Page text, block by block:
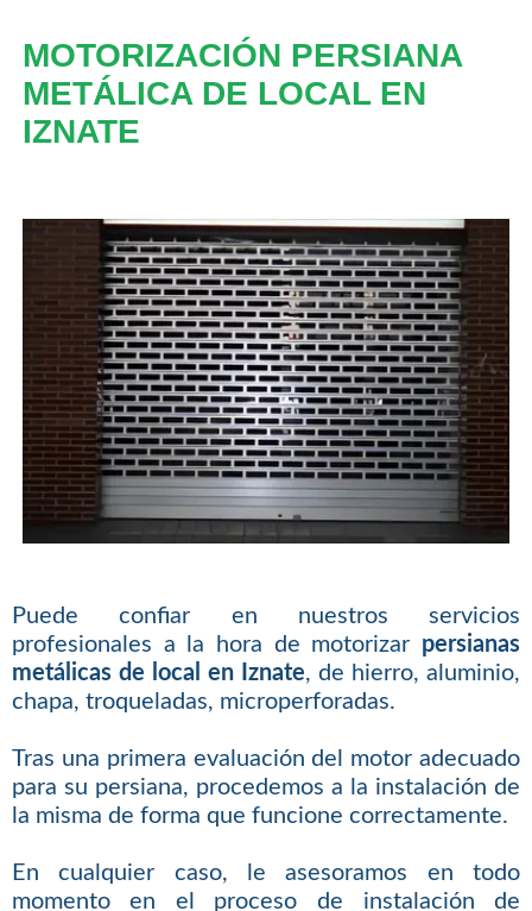
MOTORIZACIÓN PERSIANA
METÁLICA DE LOCAL EN
IZNATE
Puede confiar en nuestros servicios
profesionales a la hora de motorizar persianas
metálicas de local en Iznate, de hierro, aluminio,
chapa, troqueladas, microperforadas.
Tras una primera evaluación del motor adecuado
para su persiana, procedemos a la instalación de
la misma de forma que funcione correctamente.
En cualquier caso, le asesoramos en todo
momento en el proceso de instalación de